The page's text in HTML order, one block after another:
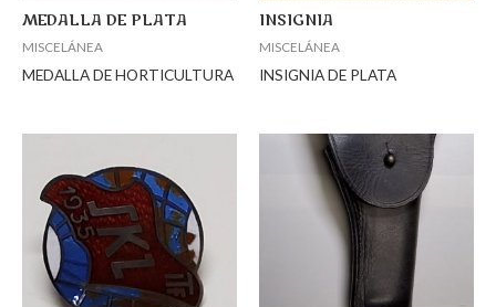
MEDALLA DE PLATA
MISCELÁNEA
MEDALLA DE HORTICULTURA
INSIGNIA
MISCELÁNEA
INSIGNIA DE PLATA